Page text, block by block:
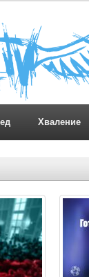
Хваление